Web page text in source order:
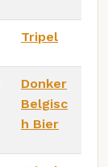
Tripel
Donker
Belgisc
h Bier